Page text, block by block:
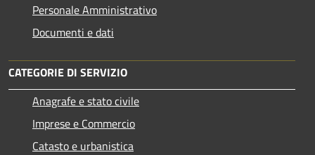
Personale Amministrativo
Documenti e dati
CATEGORIE DI SERVIZIO
Anagrafe e stato civile
Imprese e Commercio
Catasto e urbanistica